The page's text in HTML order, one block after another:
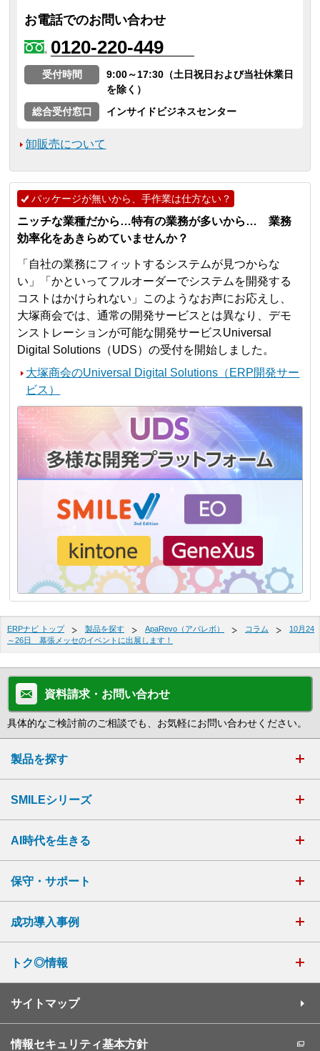
お電話でのお問い合わせ
0120-220-449
受付時間
9:00～17:30（土日祝日および当社休業日
を除く）
総合受付窓口
インサイドビジネスセンター
卸販売について
パッケージが無いから、手作業は仕方ない？
ニッチな業種だから…特有の業務が多いから… 業務
効率化をあきらめていませんか？
「自社の業務にフィットするシステムが見つからな
い」「かといってフルオーダーでシステムを開発する
コストはかけられない」このようなお声にお応えし、
大塚商会では、通常の開発サービスとは異なり、デモ
ンストレーションが可能な開発サービスUniversal
Digital Solutions（UDS）の受付を開始しました。
大塚商会のUniversal Digital Solutions（ERP開発サー
ビス）
ERPナビ トップ 製品を探す ApaRevo（アパレボ） コラム
10月24
～26日 幕張メッセのイベントに出展します！
資料請求・お問い合わせ
具体的なご検討前のご相談でも、お気軽にお問い合わせください。
製品を探す
SMILEシリーズ
AI時代を生きる
保守・サポート
成功導入事例
トク◎情報
サイトマップ
情報セキュリティ基本方針